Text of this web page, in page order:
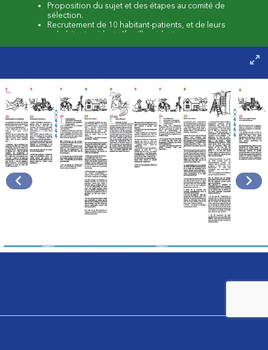
Proposition du sujet et des étapes au comité de
sélection.
Recrutement de 10 habitant-patients, et de leurs
cohabitants-aidants (famille, aidants
premier rapport d’analyse des observations.
Définition et mises en oeuvre de 2 ateliers de
codesign pour réfléchir aux modalités d’une
intégration réussie de la santé au domicile, et
des offres de produits et services à développer
(dont le second avec les professionnels du soin
et de l’habitat)
J’ai construit et géré le projet en deux phases.
Une première étude d’observation et d’analyse
de l’impact de la santé au domicile a été menée
en collaboration avec Nadia Sahmi (architecte).
Nous avons réalisé des visites et des entretiens
au domicile de 10 habitants-malades et de leur
principalement) en régions Auvergne-Rhône-
Alpes, Centre, Île-de-France, Midi-Pyrénées.
Hervouet (sociologue).